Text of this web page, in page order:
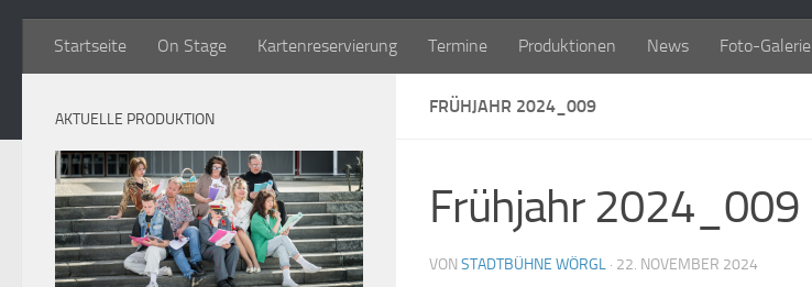
Startseite On Stage Kartenreservierung Termine Produktionen News Foto-Galerie
FRÜHJAHR 2024_009
Frühjahr 2024_009
VON STADTBÜHNE WÖRGL · 22. NOVEMBER 2024
AKTUELLE PRODUKTION